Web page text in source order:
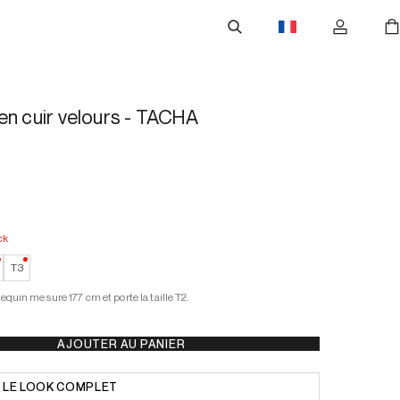
cuir velours - TACHA
stock
Faible stock
T3—
mesure 177 cm et porte la taille T2.
AJOUTER AU PANIER
LOOK COMPLET